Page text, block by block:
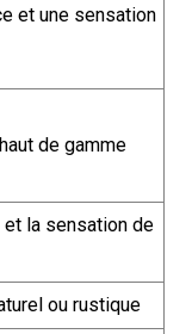
et une sensation
de gamme
la sensation de
ou rustique